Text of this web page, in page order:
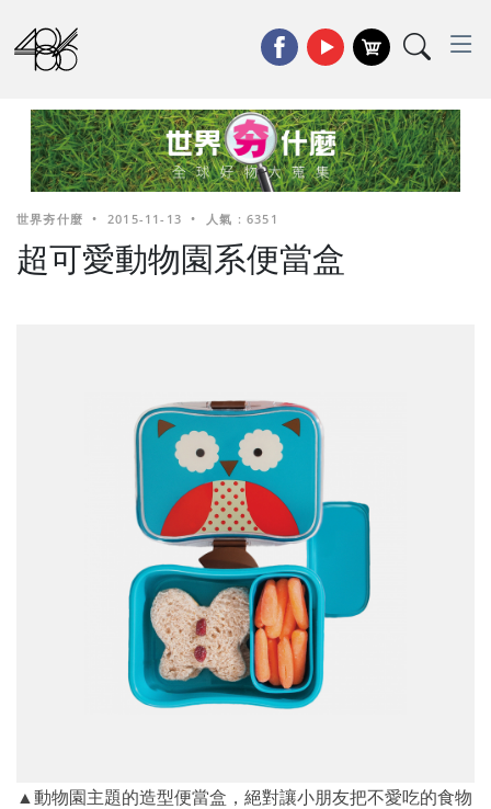
世界夯什麼 • 2015-11-13 • 人氣 : 6351
超可愛動物園系便當盒
▲動物園主題的造型便當盒，絕對讓小朋友把不愛吃的食物